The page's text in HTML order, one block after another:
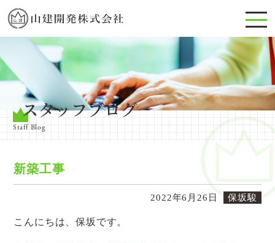
スタッフブログ
Staff Blog
新築工事
2022年6月26日 保坂駿
こんにちは、保坂です。